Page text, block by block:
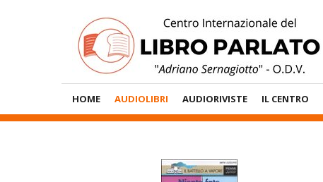
Menù
Principale
HOME AUDIOLIBRI AUDIORIVISTE IL CENTRO